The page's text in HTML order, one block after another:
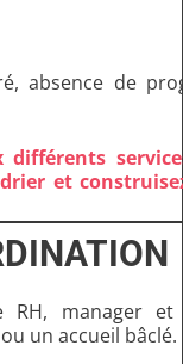
absence de
et
RH, manager
un accueil bâclé.